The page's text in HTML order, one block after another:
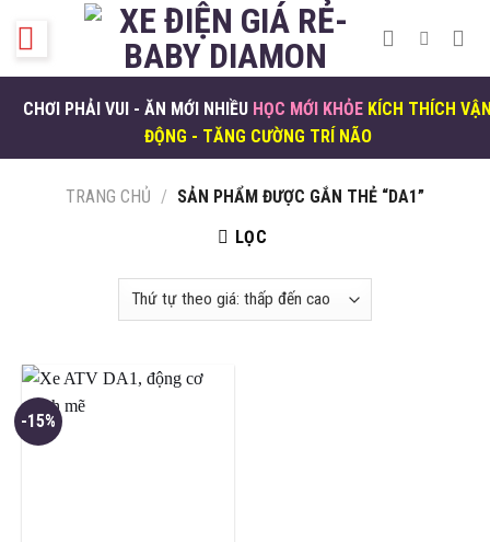
CHƠI PHẢI VUI - ĂN MỚI NHIỀU HỌC MỚI KHỎE KÍCH THÍCH
ĐỘNG - TĂNG CƯỜNG TRÍ NÃO
TRANG CHỦ / SẢN PHẨM ĐƯỢC GẮN THẺ “DA1”
LỌC
-15%